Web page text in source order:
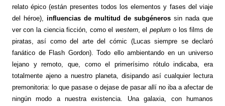
relato épico (están presentes todos los elementos y fases del viaje
del héroe), influencias de multitud de subgéneros sin nada que
ver con la ciencia ficción, como el western, el peplumo los films de
piratas, así como del arte del cómic (Lucas siempre se declaró
fanático de Flash Gordon). Todo ello ambientando en un universo
lejano y remoto, que, como el primerísimo rótulo indicaba, era
totalmente ajeno a nuestro planeta, disipando así cualquier lectura
premonitoria: lo que pasase o dejase de pasar allí no iba a afectar de
ningún modo a nuestra existencia. Una galaxia, con humanos